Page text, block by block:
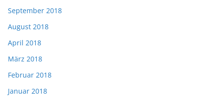
September 2018
August 2018
April 2018
März 2018
Februar 2018
Januar 2018